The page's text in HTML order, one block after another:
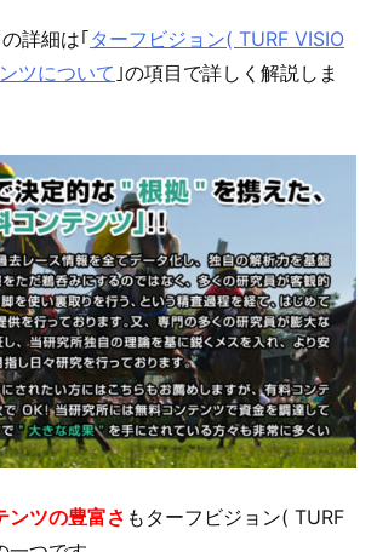
詳細は｢ターフビジョン( TURF VISIO
ツについて ｣の項目で詳しく解説しま
ンツの豊富さ もターフビジョン( TURF